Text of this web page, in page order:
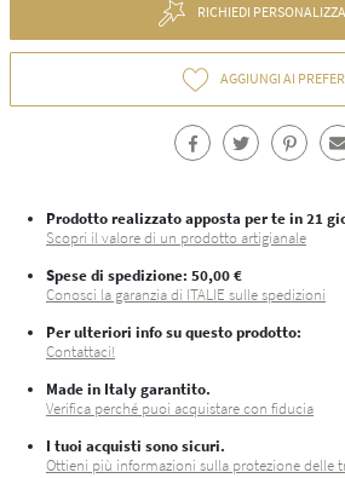
AGGIUNGI AI
RICHIEDI
Prodotto realizzato apposta per te in 21
Scopri il valore di un prodotto artigianale
Spese di spedizione: 50,00 €
Conosci la garanzia di ITALIE sulle spedizioni
Per ulteriori info su questo prodotto:
Contattaci!
Made in Italy garantito.
Verifica perché puoi acquistare con fiducia
I tuoi acquisti sono sicuri.
Ottieni più informazioni sulla protezione delle